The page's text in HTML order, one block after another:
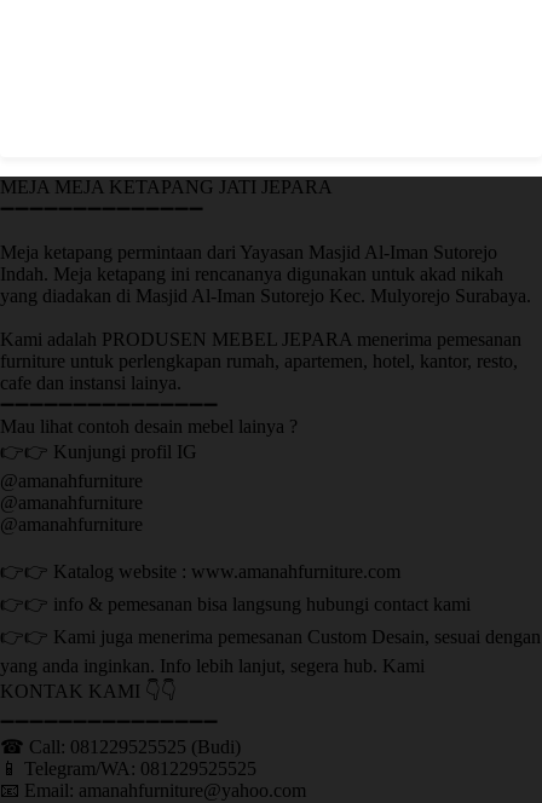
MEJA MEJA KETAPANG JATI JEPARA
➖➖➖➖➖➖➖➖➖➖➖➖➖➖
Meja ketapang permintaan dari Yayasan Masjid Al-Iman Sutorejo
Indah. Meja ketapang ini rencananya digunakan untuk akad nikah
yang diadakan di Masjid Al-Iman Sutorejo Kec. Mulyorejo Surabaya.
Kami adalah PRODUSEN MEBEL JEPARA menerima pemesanan
furniture untuk perlengkapan rumah, apartemen, hotel, kantor, resto,
cafe dan instansi lainya.
➖➖➖➖➖➖➖➖➖➖➖➖➖➖➖
Mau lihat contoh desain mebel lainya ?
👉👉 Kunjungi profil IG
@amanahfurniture
@amanahfurniture
@amanahfurniture
👉👉 Katalog website : www.amanahfurniture.com
👉👉 info & pemesanan bisa langsung hubungi contact kami
👉👉 Kami juga menerima pemesanan Custom Desain, sesuai dengan
yang anda inginkan. Info lebih lanjut, segera hub. Kami
KONTAK KAMI 👇👇
➖➖➖➖➖➖➖➖➖➖➖➖➖➖➖ ㅤ
☎ Call: 081229525525 (Budi)
📱 Telegram/WA: 081229525525
📧 Email: amanahfurniture@yahoo.com